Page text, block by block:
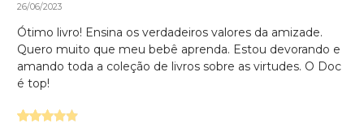
26/06/2023
Ótimo livro! Ensina os verdadeiros valores da amizade.
Quero muito que meu bebê aprenda. Estou devorando e
amando toda a coleção de livros sobre as virtudes. O Doc
é top!